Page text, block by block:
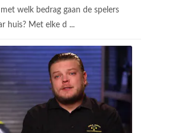
welk bedrag gaan de spelers
huis? Met elke d ...